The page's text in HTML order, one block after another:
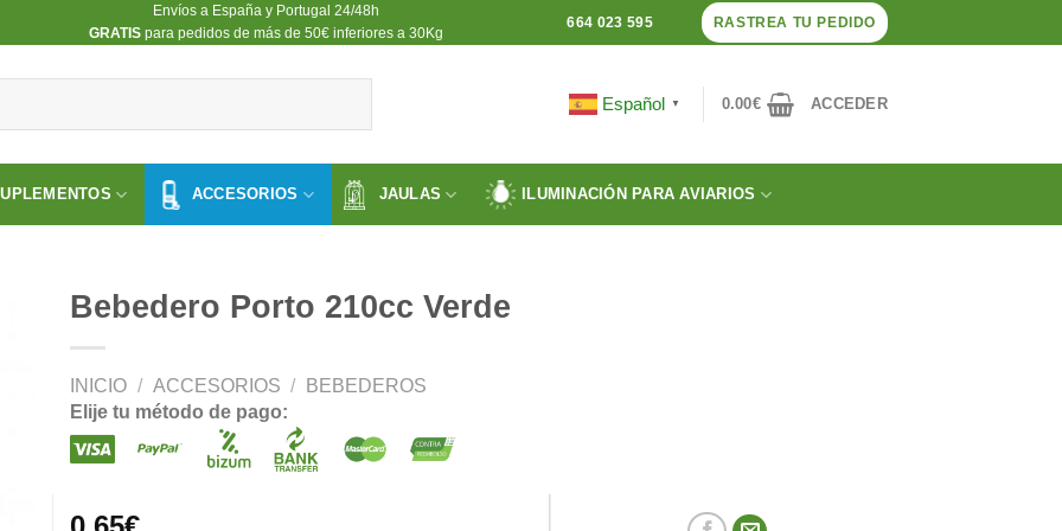
Envíos a España y Portugal 24/48h
​GRATISpara pedidos de más de 50€ inferiores a 30Kg
664 023 595 RASTREA TU PEDIDO
Español ▼ 0.00€ ACCEDER
ACCESORIOS JAULAS ILUMINACIÓN PARA AVIARIOS
Bebedero Porto 210cc Verde
INICIO / ACCESORIOS /
BEBEDEROS
Elije tu método de pago: